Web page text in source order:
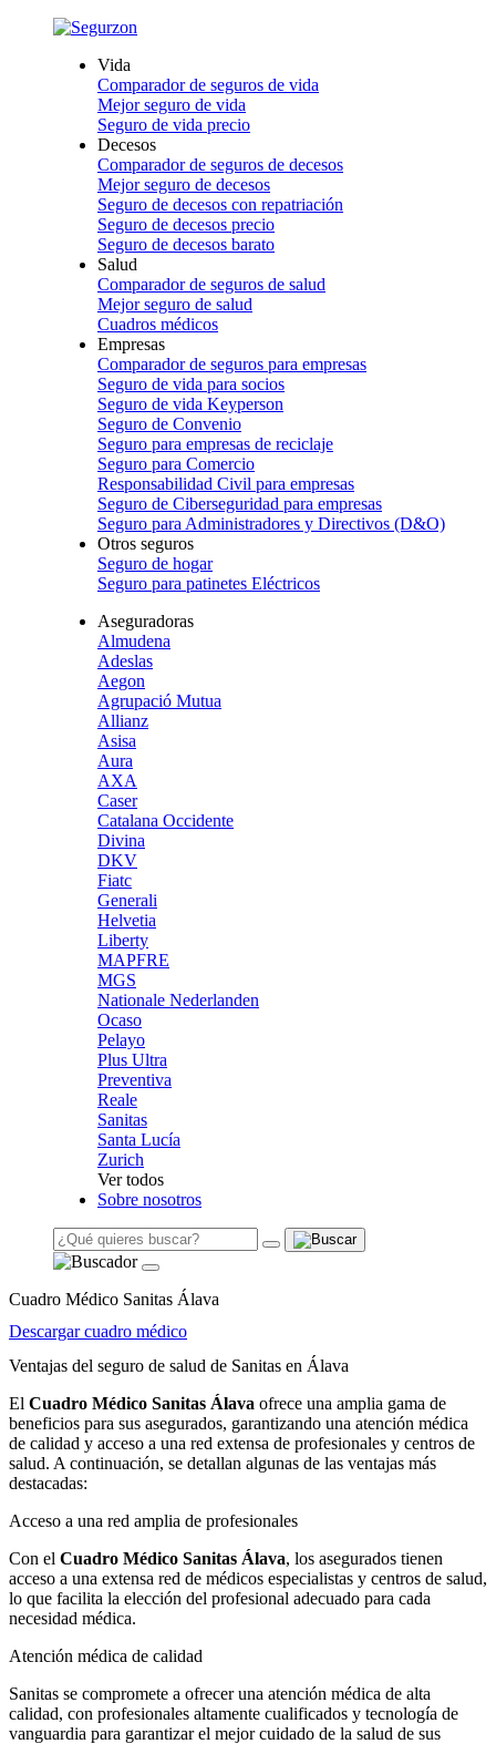
Vida
Comparador de seguros de vida
Mejor seguro de vida
Seguro de vida precio
Decesos
Comparador de seguros de decesos
Mejor seguro de decesos
Seguro de decesos con repatriación
Seguro de decesos precio
Seguro de decesos barato
Salud
Comparador de seguros de salud
Mejor seguro de salud
Cuadros médicos
Empresas
Comparador de seguros para empresas
Seguro de vida para socios
Seguro de vida Keyperson
Seguro de Convenio
Seguro para empresas de reciclaje
Seguro para Comercio
Responsabilidad Civil para empresas
Seguro de Ciberseguridad para empresas
Seguro para Administradores y Directivos (D&O)
Otros seguros
Seguro de hogar
Seguro para patinetes Eléctricos
Aseguradoras
Almudena
Adeslas
Aegon
Agrupació Mutua
Allianz
Asisa
Aura
AXA
Caser
Catalana Occidente
Divina
DKV
Fiatc
Generali
Helvetia
Liberty
MAPFRE
MGS
Nationale Nederlanden
Ocaso
Pelayo
Plus Ultra
Preventiva
Reale
Sanitas
Santa Lucía
Zurich
Ver todos
Sobre nosotros
Cuadro Médico Sanitas Álava
Descargar cuadro médico
Ventajas del seguro de salud de Sanitas en Álava
El Cuadro Médico Sanitas Álava ofrece una amplia gama de
beneficios para sus asegurados, garantizando una atención médica
de calidad y acceso a una red extensa de profesionales y centros de
salud. A continuación, se detallan algunas de las ventajas más
destacadas:
Acceso a una red amplia de profesionales
Con el Cuadro Médico Sanitas Álava, los asegurados tienen
acceso a una extensa red de médicos especialistas y centros de salud,
lo que facilita la elección del profesional adecuado para cada
necesidad médica.
Atención médica de calidad
Sanitas se compromete a ofrecer una atención médica de alta
calidad, con profesionales altamente cualificados y tecnología de
vanguardia para garantizar el mejor cuidado de la salud de sus